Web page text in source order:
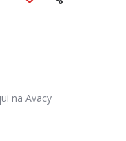
na Avacy